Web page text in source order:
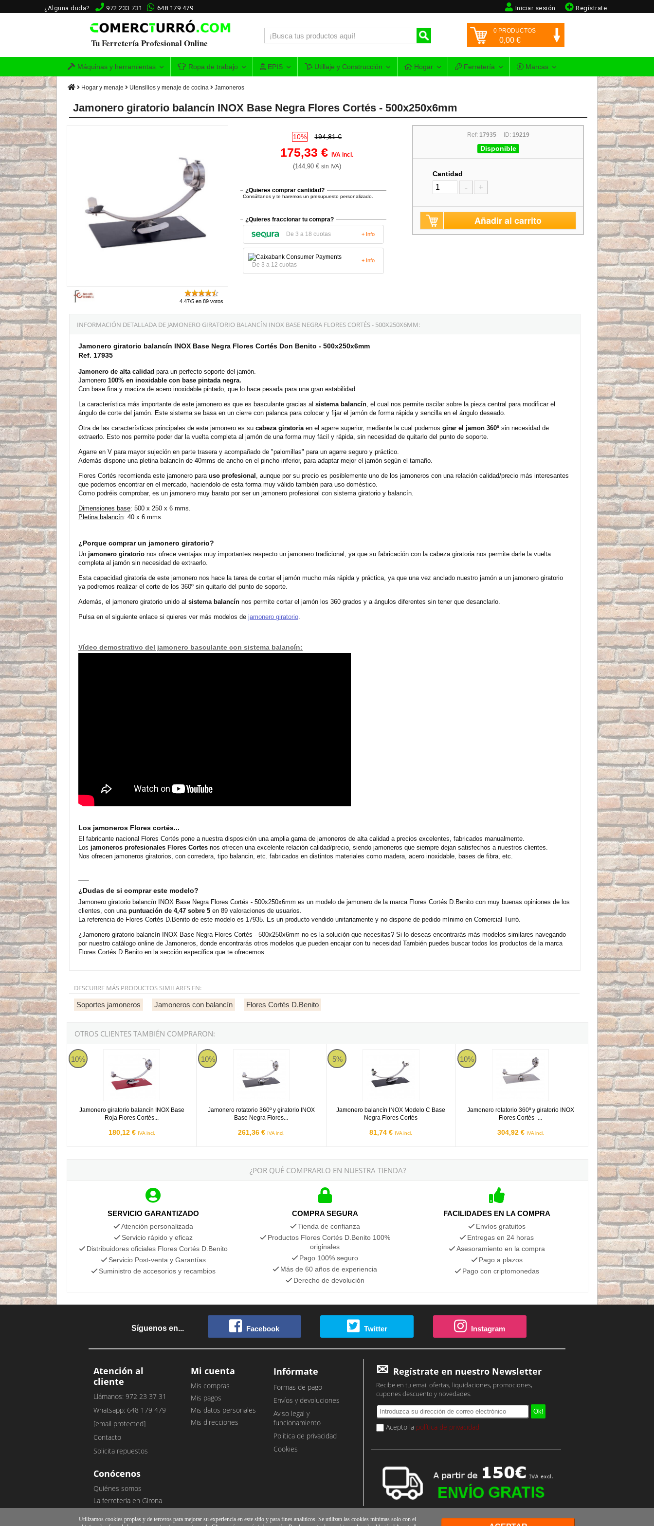
¿Alguna duda? 972 233 731 648 179 479 Regístrate
Iniciar sesión
Tu Ferretería Profesional Online
0 PRODUCTOS
0,00 €
Máquinas y herramientas Ropa de trabajo EPIS Utillaje y Construcción Hogar Ferretería Marcas
Hogar y menaje Utensilios y menaje de cocina Jamoneros
Jamonero giratorio balancín INOX Base Negra Flores Cortés - 500x250x6mm
4.47/5 en 89 votos
10% 194,81 €
175,33 €IVA incl.
(144,90 € sin IVA)
¿Quieres comprar cantidad?
Consúltanos y te haremos un presupuesto personalizado.
¿Quieres fraccionar tu compra?
De 3 a 18 cuotas + Info
De 3 a 12 cuotas
+ Info
Ref: 17935ID: 19219
Disponible
Cantidad
- +
Añadir al carrito
INFORMACIÓN DETALLADA DE JAMONERO GIRATORIO BALANCÍN INOX BASE NEGRA FLORES CORTÉS - 500X250X6MM:
Jamonero giratorio balancín INOX Base Negra Flores Cortés Don Benito - 500x250x6mm
Ref. 17935
Jamonero de alta calidad para un perfecto soporte del jamón.
Jamonero 100% en inoxidable con base pintada negra.
Con base fina y maciza de acero inoxidable pintado, que lo hace pesada para una gran estabilidad.
La característica más importante de este jamonero es que es basculante gracias al sistema balancín , el cual nos permite oscilar sobre la pieza central para modificar el
ángulo de corte del jamón. Este sistema se basa en un cierre con palanca para colocar y fijar el jamón de forma rápida y sencilla en el ángulo deseado.
Otra de las características principales de este jamonero es su cabeza giratoria en el agarre superior, mediante la cual podemos girar el jamon 360º sin necesidad de
extraerlo. Esto nos permite poder dar la vuelta completa al jamón de una forma muy fácil y rápida, sin necesidad de quitarlo del punto de soporte.
Agarre en V para mayor sujeción en parte trasera y acompañado de "palomillas" para un agarre seguro y práctico.
Además dispone una pletina balancín de 40mms de ancho en el pincho inferior, para adaptar mejor el jamón según el tamaño.
Flores Cortés recomienda este jamonero para uso profesional , aunque por su precio es posiblemente uno de los jamoneros con una relación calidad/precio más interesantes
que podemos encontrar en el mercado, haciendolo de esta forma muy válido también para uso doméstico.
Como podréis comprobar, es un jamonero muy barato por ser un jamonero profesional con sistema giratorio y balancín.
Dimensiones base: 500 x 250 x 6 mms.
Pletina balancín: 40 x 6 mms.
¿Porque comprar un jamonero giratorio?
Un jamonero giratorio nos ofrece ventajas muy importantes respecto un jamonero tradicional, ya que su fabricación con la cabeza giratoria nos permite darle la vuelta
completa al jamón sin necesidad de extraerlo.
Esta capacidad giratoria de este jamonero nos hace la tarea de cortar el jamón mucho más rápida y práctica, ya que una vez anclado nuestro jamón a un jamonero giratorio
ya podremos realizar el corte de los 360º sin quitarlo del punto de soporte.
Además, el jamonero giratorio unido al sistema balancín nos permite cortar el jamón los 360 grados y a ángulos diferentes sin tener que desanclarlo.
Pulsa en el siguiente enlace si quieres ver más modelos de jamonero giratorio
Vídeo demostrativo del jamonero basculante con sistema balancín:
Los jamoneros Flores cortés...
El fabricante nacional Flores Cortés pone a nuestra disposición una amplia gama de jamoneros de alta calidad a precios excelentes, fabricados manualmente.
Los jamoneros profesionales Flores Cortes nos ofrecen una excelente relación calidad/precio, siendo jamoneros que siempre dejan satisfechos a nuestros clientes.
Nos ofrecen jamoneros giratorios, con corredera, tipo balancin, etc. fabricados en distintos materiales como madera, acero inoxidable, bases de fibra, etc.
¿Dudas de si comprar este modelo?
Jamonero giratorio balancín INOX Base Negra Flores Cortés - 500x250x6mm es un modelo de jamonero de la marca Flores Cortés D.Benito con muy buenas opiniones de los
clientes, con una puntuación de 4,47 sobre 5 en 89 valoraciones de usuarios.
La referencia de Flores Cortés D.Benito de este modelo es 17935. Es un producto vendido unitariamente y no dispone de pedido mínimo en Comercial Turró.
¿Jamonero giratorio balancín INOX Base Negra Flores Cortés - 500x250x6mm no es la solución que necesitas? Si lo deseas encontrarás más modelos similares navegando
por nuestro catálogo online de Jamoneros, donde encontrarás otros modelos que pueden encajar con tu necesidad También puedes buscar todos los productos de la marca
Flores Cortés D.Benito en la sección específica que te ofrecemos.
DESCUBRE MÁS PRODUCTOS SIMILARES EN:
Soportes jamoneros Jamoneros con balancín Flores Cortés D.Benito
OTROS CLIENTES TAMBIÉN COMPRARON:
10%
Jamonero giratorio balancín INOX Base
Roja Flores Cortés...
180,12 € IVA incl.
Jamonero giratorio balancín INOX Base Roja Flores Cortés - 500x250x6mm
10%
Jamonero rotatorio 360º y giratorio INOX
Base Negra Flores...
261,36 € IVA incl.
Jamonero rotatorio 360º y giratorio INOX Base Negra Flores Cortés - 500x250x6mm
5%
Jamonero balancín INOX Modelo C Base
Negra Flores Cortés
81,74 € IVA incl.
Jamonero balancín INOX Modelo C Base Negra Flores Cortés
10%
Jamonero rotatorio 360º y giratorio INOX
Flores Cortés -...
304,92 € IVA incl.
Jamonero rotatorio 360º y giratorio INOX Flores Cortés -
¿POR QUÉ COMPRARLO EN NUESTRA TIENDA?
SERVICIO GARANTIZADO
Atención personalizada
Servicio rápido y eficaz
Distribuidores oficiales Flores Cortés D.Benito
Servicio Post-venta y Garantías
Suministro de accesorios y recambios
COMPRA SEGURA
Tienda de confianza
Productos Flores Cortés D.Benito 100%
originales
Pago 100% seguro
Más de 60 años de experiencia
Derecho de devolución
FACILIDADES EN LA COMPRA
Envíos gratuitos
Entregas en 24 horas
Asesoramiento en la compra
Pago a plazos
Pago con criptomonedas
Síguenos en... Facebook Twitter Instagram
Atención al
cliente
Llámanos: 972 23 37 31
Whatsapp: 648 179 479
[email protected]
Contacto
Solicita repuestos
Conócenos
Quiénes somos
La ferretería en Girona
Mi cuenta
Mis compras
Mis pagos
Mis datos personales
Mis direcciones
Infórmate
Formas de pago
Envíos y devoluciones
Aviso legal y
funcionamiento
Política de privacidad
Cookies
Regístrate en nuestro Newsletter
Recibe en tu email ofertas, liquidaciones, promociones,
cupones descuento y novedades.
Acepto la política de privacidad
Utilizamos cookies propias y de terceros para mejorar su experiencia en este sitio y para fines analíticos. Se utilizan las cookies mínimas solo con el